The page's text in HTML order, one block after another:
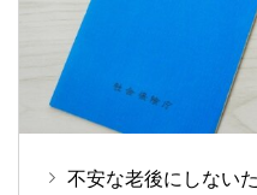
不安な老後にしない